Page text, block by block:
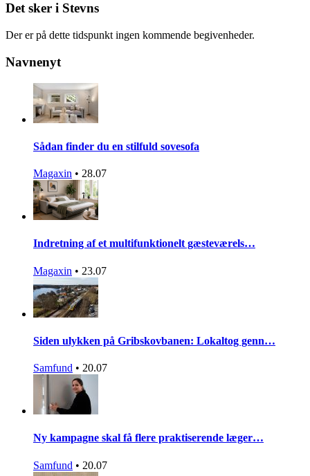
Det sker i Stevns
Der er på dette tidspunkt ingen kommende begivenheder.
Navnenyt
Sådan finder du en stilfuld sovesofa
Magaxin • 28.07
Indretning af et multifunktionelt gæsteværels…
Magaxin • 23.07
Siden ulykken på Gribskovbanen: Lokaltog genn…
Samfund • 20.07
Ny kampagne skal få flere praktiserende læger…
Samfund • 20.07